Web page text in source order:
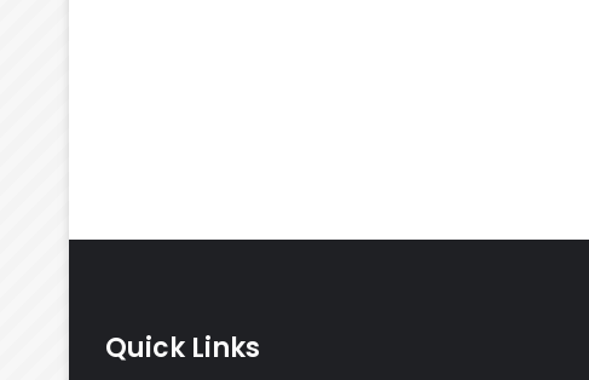
Quick Links